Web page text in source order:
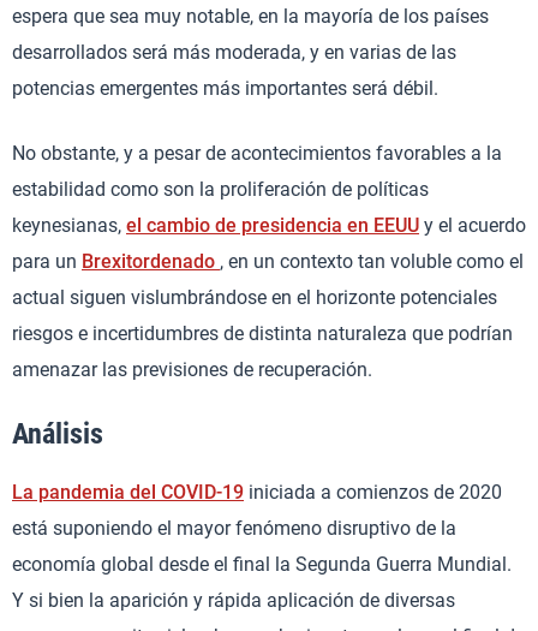
espera que sea muy notable, en la mayoría de los países
desarrollados será más moderada, y en varias de las
potencias emergentes más importantes será débil.
No obstante, y a pesar de acontecimientos favorables a la
estabilidad como son la proliferación de políticas
keynesianas, el cambio de presidencia en EEUU y el acuerdo
para un Brexitordenado , en un contexto tan voluble como el
actual siguen vislumbrándose en el horizonte potenciales
riesgos e incertidumbres de distinta naturaleza que podrían
amenazar las previsiones de recuperación.
Análisis
La pandemia del COVID-19 iniciada a comienzos de 2020
está suponiendo el mayor fenómeno disruptivo de la
economía global desde el final la Segunda Guerra Mundial.
Y si bien la aparición y rápida aplicación de diversas